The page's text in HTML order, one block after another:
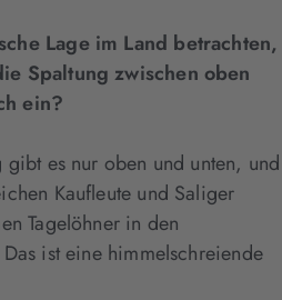
Lage im Land betrachten,
Spaltung zwischen oben
ein?
gibt es nur oben und unten, und
Kaufleute und Saliger
Tagelöhner in den
ist eine himmelschreiende